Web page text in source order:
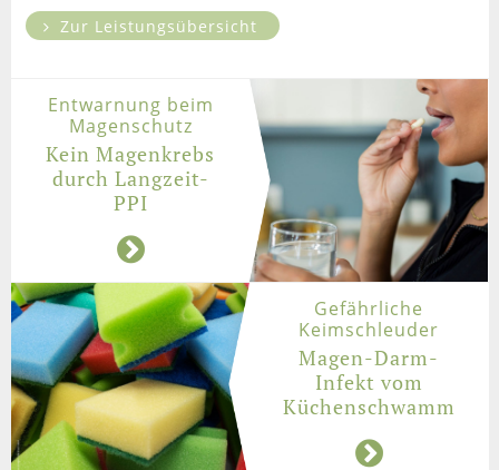
Zur Leistungsübersicht
Entwarnung beim
Magenschutz
Kein Magenkrebs
durch Langzeit-
PPI
Gefährliche
Keimschleuder
Magen-Darm-
Infekt vom
Küchenschwamm